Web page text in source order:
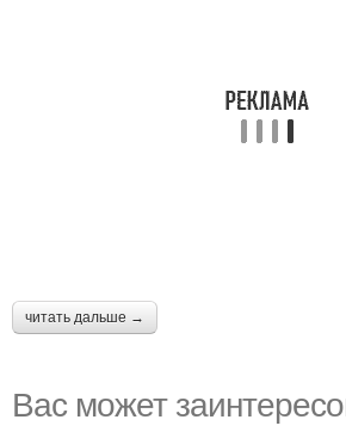
читать дальше →
Вас может